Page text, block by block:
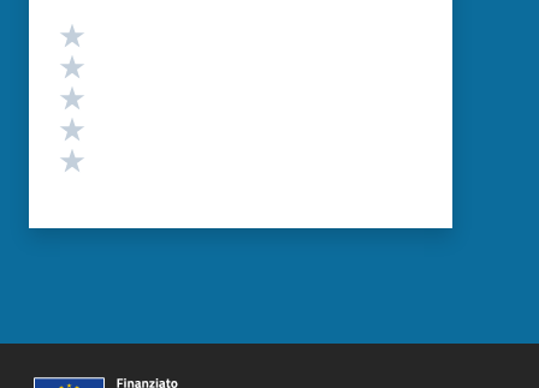
Valutazione